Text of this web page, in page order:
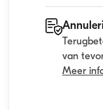
van
Meer